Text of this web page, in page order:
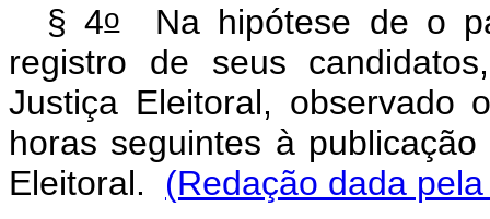
§ 4oNa hipótese de o
registro de seus
Justiça Eleitoral, observado
horas seguintes à
Eleitoral. (Redação dada